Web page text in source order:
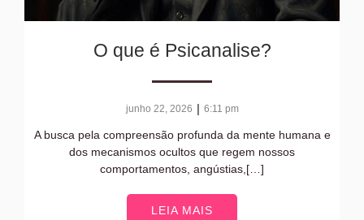
O que é Psicanalise?
junho 22, 2026 | 6:11 pm
A busca pela compreensão profunda da mente humana e
dos mecanismos ocultos que regem nossos
comportamentos, angústias,[…]
LEIA MAIS